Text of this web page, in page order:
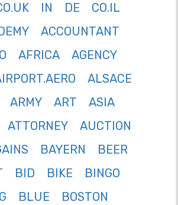
IN DE
CO.IL
ACCOUNTANT
AFRICA
AGENCY
ALSACE
ARMY ART
ASIA
ATTORNEY
AUCTION
BAYERN
BEER
BID BIKE
BINGO
BLUE
BOSTON